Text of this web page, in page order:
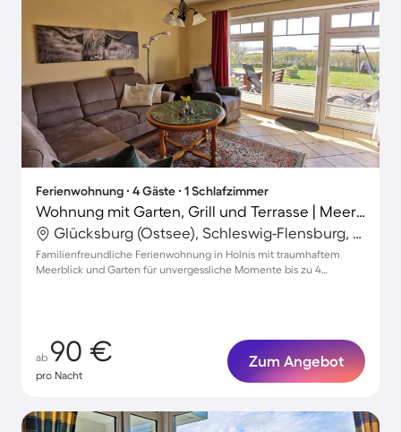
Ferienwohnung ∙ 4 Gäste ∙ 1 Schlafzimmer
Wohnung mit Garten, Grill und Terrasse | Meerblick
Glücksburg (Ostsee), Schleswig-Flensburg, Deutschland
Familienfreundliche Ferienwohnung in Holnis mit traumhaftem
Meerblick und Garten für unvergessliche Momente bis zu 4
ab 90 €
pro Nacht
Zum Angebot